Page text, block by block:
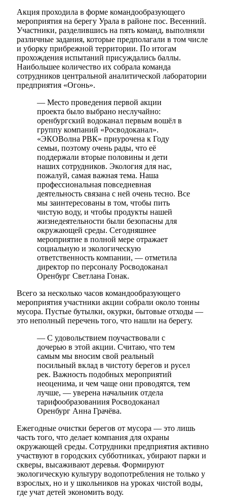
Акция проходила в форме командообразующего
мероприятия на берегу Урала в районе пос. Весенний.
Участники, разделившись на пять команд, выполняли
различные задания, которые предполагали в том числе
и уборку прибрежной территории. По итогам
прохождения испытаний присуждались баллы.
Наибольшее количество их собрала команда
сотрудников центральной аналитической лаборатории
предприятия «Огонь».
— Место проведения первой акции
проекта было выбрано неслучайно:
оренбургский водоканал первым вошёл в
группу компаний «Росводоканал».
«ЭКОВолна РВК» приурочена к Году
семьи, поэтому очень рады, что её
поддержали вторые половины и дети
наших сотрудников. Экология для нас,
пожалуй, самая важная тема. Наша
профессиональная повседневная
деятельность связана с ней очень тесно. Все
мы заинтересованы в том, чтобы пить
чистую воду, и чтобы продукты нашей
жизнедеятельности были безопасны для
окружающей среды. Сегодняшнее
мероприятие в полной мере отражает
социальную и экологическую
ответственность компании, — отметила
директор по персоналу Росводоканал
Оренбург Светлана Гонак.
Всего за несколько часов командообразующего
мероприятия участники акции собрали около тонны
мусора. Пустые бутылки, окурки, бытовые отходы —
это неполный перечень того, что нашли на берегу.
— С удовольствием поучаствовали с
дочерью в этой акции. Считаю, что тем
самым мы вносим свой реальный
посильный вклад в чистоту берегов и русел
рек. Важность подобных мероприятий
неоценима, и чем чаще они проводятся, тем
лучше, — уверена начальник отдела
тарифообразованиия Росводоканал
Оренбург Анна Грачёва.
Ежегодные очистки берегов от мусора — это лишь
часть того, что делает компания для охраны
окружающей среды. Сотрудники предприятия активно
участвуют в городских субботниках, убирают парки и
скверы, высаживают деревья. Формируют
экологическую культуру водопотребления не только у
взрослых, но и у школьников на уроках чистой воды,
где учат детей экономить воду.